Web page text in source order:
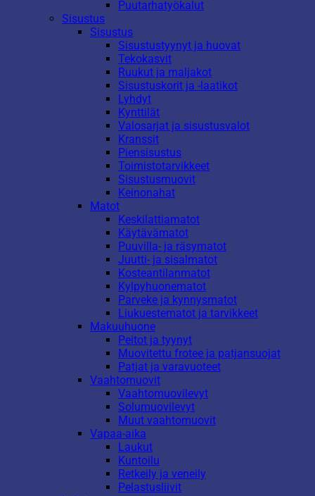
Puutarhatyökalut
Sisustus
Sisustus
Sisustustyynyt ja huovat
Tekokasvit
Ruukut ja maljakot
Sisustuskorit ja -laatikot
Lyhdyt
Kynttilät
Valosarjat ja sisustusvalot
Kranssit
Piensisustus
Toimistotarvikkeet
Sisustusmuovit
Keinonahat
Matot
Keskilattiamatot
Käytävämatot
Puuvilla- ja räsymatot
Juutti- ja sisalmatot
Kosteantilanmatot
Kylpyhuonematot
Parveke ja kynnysmatot
Liukuestematot ja tarvikkeet
Makuuhuone
Peitot ja tyynyt
Muovitettu frotee ja patjansuojat
Patjat ja varavuoteet
Vaahtomuovit
Vaahtomuovilevyt
Solumuovilevyt
Muut vaahtomuovit
Vapaa-aika
Laukut
Kuntoilu
Retkeily ja veneily
Pelastusliivit